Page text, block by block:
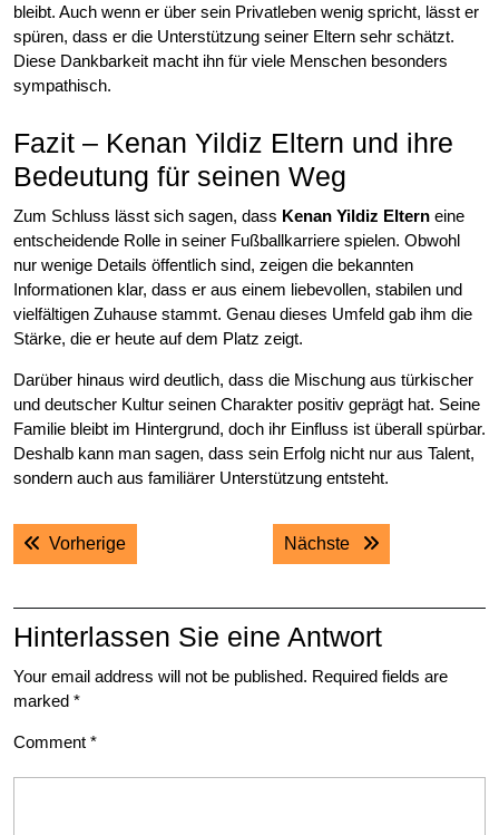
bleibt. Auch wenn er über sein Privatleben wenig spricht, lässt er
spüren, dass er die Unterstützung seiner Eltern sehr schätzt.
Diese Dankbarkeit macht ihn für viele Menschen besonders
sympathisch.
Fazit – Kenan Yildiz Eltern und ihre
Bedeutung für seinen Weg
Zum Schluss lässt sich sagen, dass Kenan Yildiz Eltern eine
entscheidende Rolle in seiner Fußballkarriere spielen. Obwohl
nur wenige Details öffentlich sind, zeigen die bekannten
Informationen klar, dass er aus einem liebevollen, stabilen und
vielfältigen Zuhause stammt. Genau dieses Umfeld gab ihm die
Stärke, die er heute auf dem Platz zeigt.
Darüber hinaus wird deutlich, dass die Mischung aus türkischer
und deutscher Kultur seinen Charakter positiv geprägt hat. Seine
Familie bleibt im Hintergrund, doch ihr Einfluss ist überall spürbar.
Deshalb kann man sagen, dass sein Erfolg nicht nur aus Talent,
sondern auch aus familiärer Unterstützung entsteht.
Post
navigation
VorherigePrevious post: Nächste Next post:
Hinterlassen Sie eine Antwort
Your email address will not be published. Required fields are
marked *
Comment *